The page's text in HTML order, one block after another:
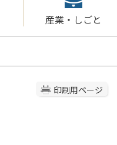
産業・しごと
印刷用ページ